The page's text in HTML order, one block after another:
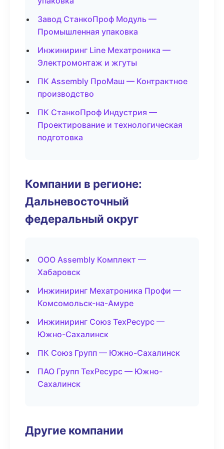
Завод СтанкоПроф Модуль —
Промышленная упаковка
Инжиниринг Line Мехатроника —
Электромонтаж и жгуты
ПК Assembly ПроМаш — Контрактное
производство
ПК СтанкоПроф Индустрия —
Проектирование и технологическая
подготовка
Компании в регионе:
Дальневосточный
федеральный округ
ООО Assembly Комплект —
Хабаровск
Инжиниринг Мехатроника Профи —
Комсомольск-на-Амуре
Инжиниринг Союз ТехРесурс —
Южно-Сахалинск
ПК Союз Групп — Южно-Сахалинск
ПАО Групп ТехРесурс — Южно-
Сахалинск
Другие компании